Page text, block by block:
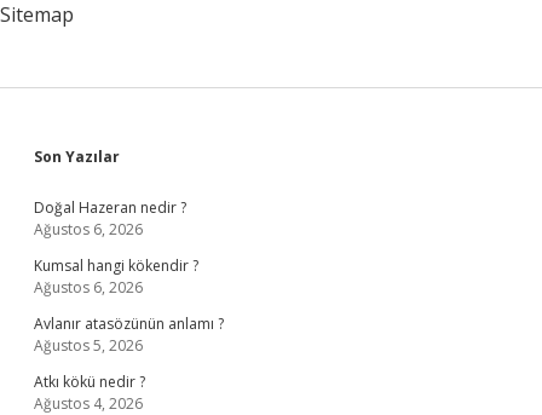
Sitemap
Sidebar
Son Yazılar
Doğal Hazeran nedir ?
Ağustos 6, 2026
Kumsal hangi kökendir ?
Ağustos 6, 2026
Avlanır atasözünün anlamı ?
Ağustos 5, 2026
Atkı kökü nedir ?
Ağustos 4, 2026